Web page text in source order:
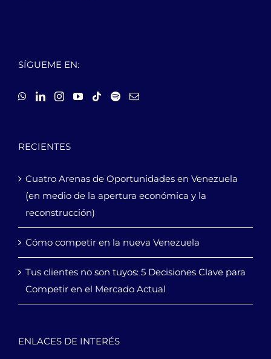
SÍGUEME EN:
RECIENTES
Cuatro Arenas de Oportunidades en Venezuela
(en medio de la apertura económica y la
reconstrucción)
Cómo competir en la nueva Venezuela
Tus clientes no son tuyos: 5 Decisiones Clave para
Competir en el Mercado Actual
ENLACES DE INTERÉS